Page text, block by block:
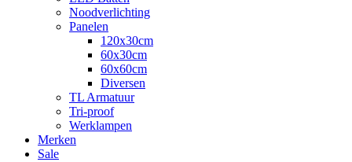
Noodverlichting
Panelen
120x30cm
60x30cm
60x60cm
Diversen
TL Armatuur
Tri-proof
Werklampen
Merken
Sale